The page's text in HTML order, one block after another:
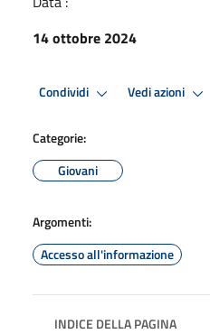
14 ottobre 2024
Condividi Vedi azioni
Categorie:
Giovani
Argomenti:
Accesso all'informazione
INDICE DELLA PAGINA